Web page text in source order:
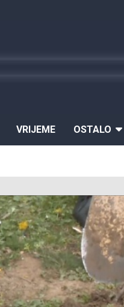
VRIJEME OSTALO